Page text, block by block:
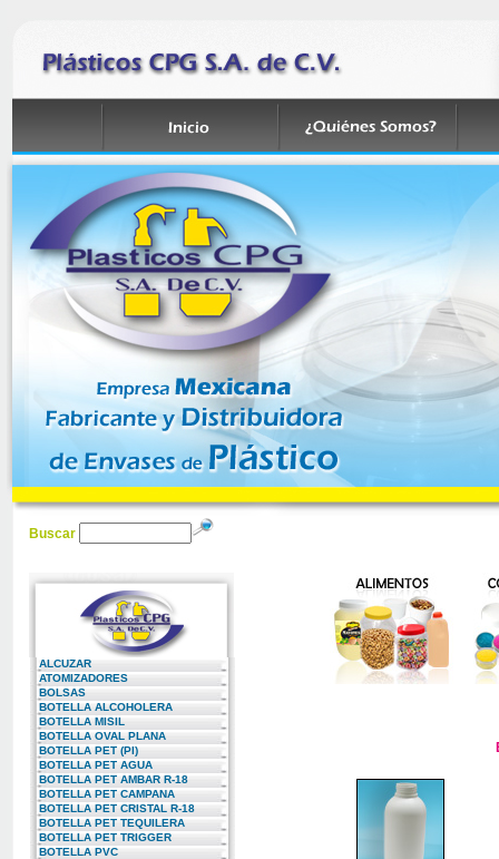
Buscar
ALCUZAR
ATOMIZADORES
BOLSAS
BOTELLA ALCOHOLERA
BOTELLA MISIL
BOTELLA OVAL PLANA
BOTELLA PET (PI)
BOTELLA PET AGUA
BOTELLA PET AMBAR R-18
BOTELLA PET CAMPANA
BOTELLA PET CRISTAL R-18
BOTELLA PET TEQUILERA
BOTELLA PET TRIGGER
BOTELLA PVC